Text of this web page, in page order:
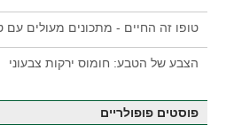
טופו זה החיים - מתכונים מעולים עם
הצבע של הטבע: חומוס ירקות צבעוני
פוסטים פופולריים